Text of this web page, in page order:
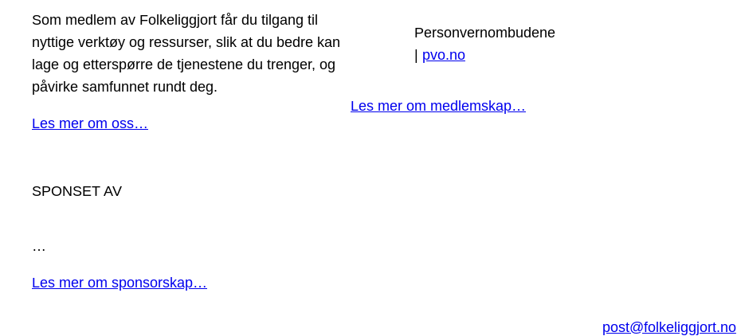
Som medlem av Folkeliggjort får du tilgang til
nyttige verktøy og ressurser, slik at du bedre kan
lage og etterspørre de tjenestene du trenger, og
påvirke samfunnet rundt deg.
Les mer om oss…
Personvernombudene
| pvo.no
Les mer om medlemskap…
SPONSET AV
…
Les mer om sponsorskap…
post@folkeliggjort.no